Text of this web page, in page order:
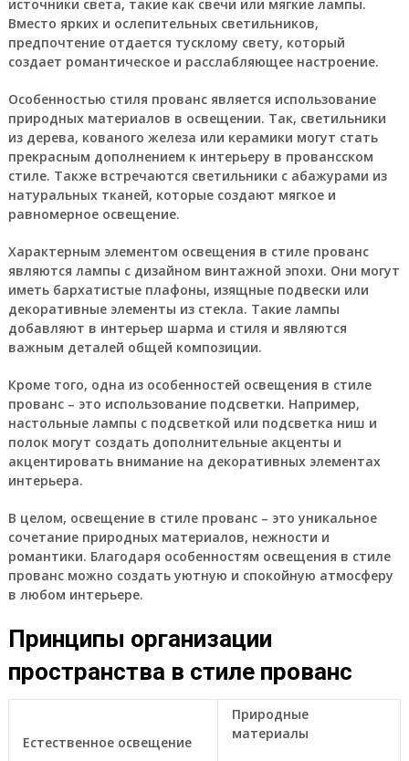
источники света, такие как свечи или мягкие лампы.
Вместо ярких и ослепительных светильников,
предпочтение отдается тусклому свету, который
создает романтическое и расслабляющее настроение.
Особенностью стиля прованс является использование
природных материалов в освещении. Так, светильники
из дерева, кованого железа или керамики могут стать
прекрасным дополнением к интерьеру в провансском
стиле. Также встречаются светильники с абажурами из
натуральных тканей, которые создают мягкое и
равномерное освещение.
Характерным элементом освещения в стиле прованс
являются лампы с дизайном винтажной эпохи. Они могут
иметь бархатистые плафоны, изящные подвески или
декоративные элементы из стекла. Такие лампы
добавляют в интерьер шарма и стиля и являются
важным деталей общей композиции.
Кроме того, одна из особенностей освещения в стиле
прованс – это использование подсветки. Например,
настольные лампы с подсветкой или подсветка ниш и
полок могут создать дополнительные акценты и
акцентировать внимание на декоративных элементах
интерьера.
В целом, освещение в стиле прованс – это уникальное
сочетание природных материалов, нежности и
романтики. Благодаря особенностям освещения в стиле
прованс можно создать уютную и спокойную атмосферу
в любом интерьере.
Принципы организации
пространства в стиле прованс
Естественное освещение
Природные
материалы